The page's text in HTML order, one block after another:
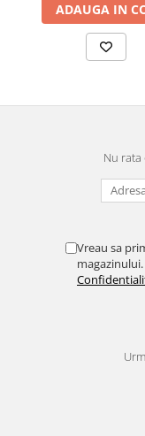
ADAUGA IN
Nu
Vreau sa